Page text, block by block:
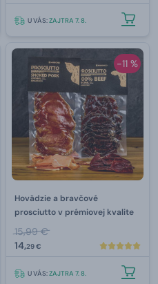
U VÁS:ZAJTRA 7. 8.
-11 %
Hovädzie a bravčové
prosciutto v prémiovej kvalite
15,99 €
14,29 €
U VÁS:ZAJTRA 7. 8.